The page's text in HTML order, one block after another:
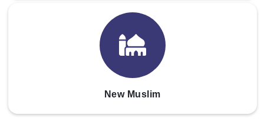
New Muslim